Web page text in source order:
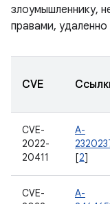
злоумышленнику,
правами,
CVE
CVE-
2022-
20411
A-
[2]
CVE-
A-